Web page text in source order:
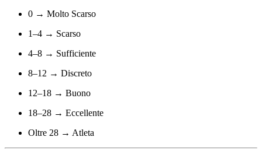
0 → Molto Scarso
1–4 → Scarso
4–8 → Sufficiente
8–12 → Discreto
12–18 → Buono
18–28 → Eccellente
Oltre 28 → Atleta